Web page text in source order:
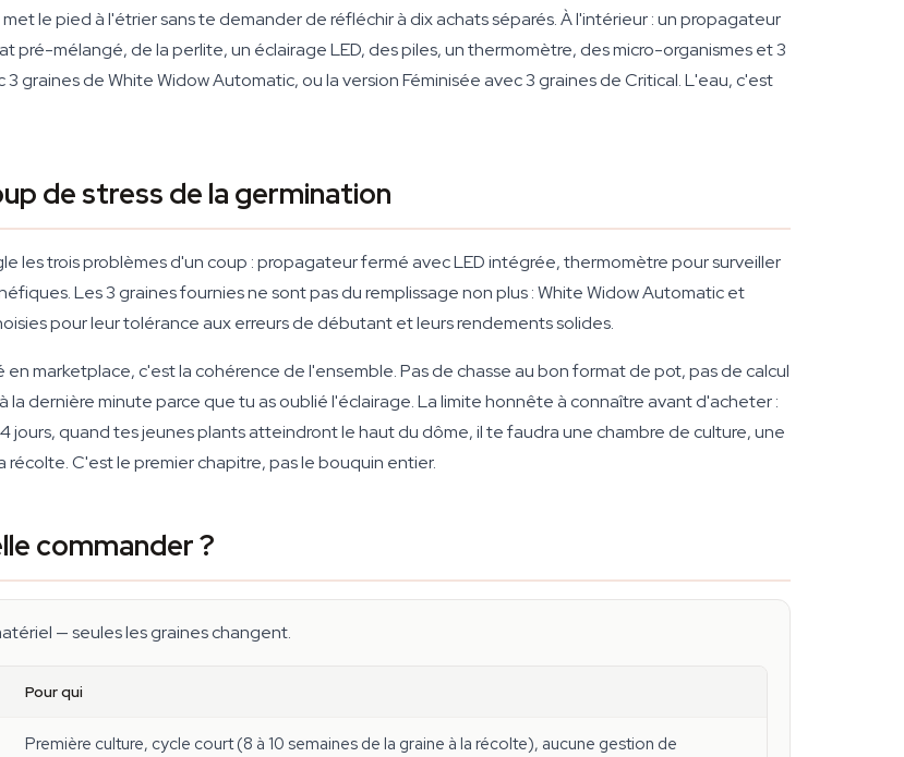
le pied à l'étrier sans te demander de réfléchir à dix achats séparés. À l'intérieur : un propagateur
mélangé, de la perlite, un éclairage LED, des piles, un thermomètre, des micro-organismes et 3
graines de White Widow Automatic, ou la version Féminisée avec 3 graines de Critical. L'eau, c'est
de stress de la germination
les trois problèmes d'un coup : propagateur fermé avec LED intégrée, thermomètre pour surveiller
Les 3 graines fournies ne sont pas du remplissage non plus : White Widow Automatic et
pour leur tolérance aux erreurs de débutant et leurs rendements solides.
marketplace, c'est la cohérence de l'ensemble. Pas de chasse au bon format de pot, pas de calcul
dernière minute parce que tu as oublié l'éclairage. La limite honnête à connaître avant d'acheter :
jours, quand tes jeunes plants atteindront le haut du dôme, il te faudra une chambre de culture, une
récolte. C'est le premier chapitre, pas le bouquin entier.
commander ?
— seules les graines changent.
Pour qui
Première culture, cycle court (8 à 10 semaines de la graine à la récolte), aucune gestion de